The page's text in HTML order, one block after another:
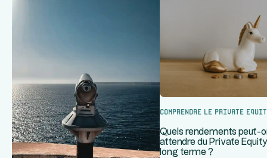
Comprendre le Private
Quels rendements peut-
attendre du Private
long terme ?